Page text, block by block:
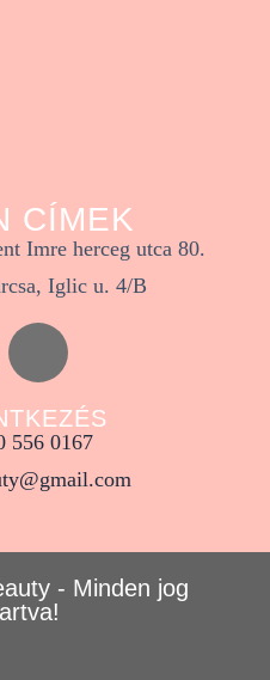
CÍMEK
Imre herceg utca 80.
Iglic u. 4/B
556 0167
- Minden jog